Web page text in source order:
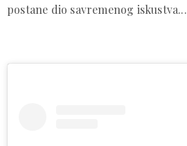
postane dio savremenog iskustva...